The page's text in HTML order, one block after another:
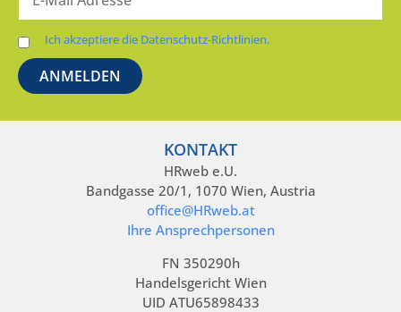
Ich akzeptiere die Datenschutz-Richtlinien.
KONTAKT
HRweb e.U.
Bandgasse 20/1, 1070 Wien, Austria
office@HRweb.at
Ihre Ansprechpersonen
FN 350290h
Handelsgericht Wien
UID ATU65898433